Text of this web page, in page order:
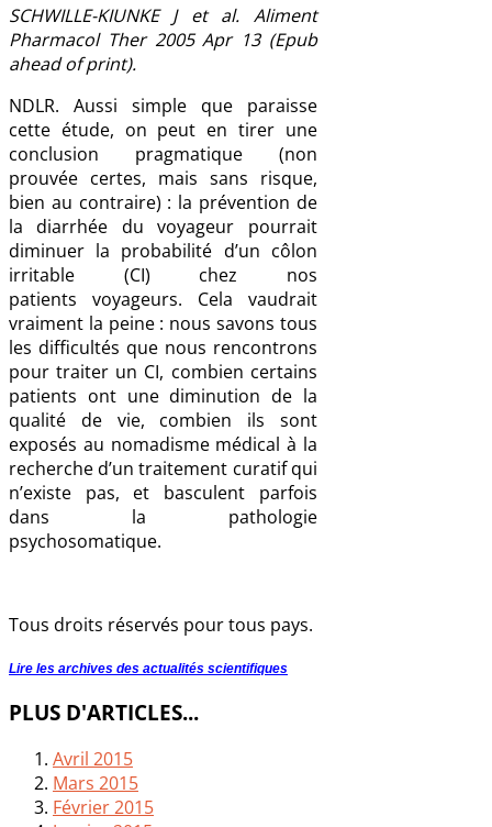
SCHWILLE-KIUNKE J et al. Aliment
Pharmacol Ther 2005 Apr 13 (Epub
ahead of print).
NDLR. Aussi simple que paraisse
cette étude, on peut en tirer une
conclusion pragmatique (non
prouvée certes, mais sans risque,
bien au contraire) : la prévention de
la diarrhée du voyageur pourrait
diminuer la probabilité d’un côlon
irritable (CI) chez nos
patients voyageurs. Cela vaudrait
vraiment la peine : nous savons tous
les difficultés que nous rencontrons
pour traiter un CI, combien certains
patients ont une diminution de la
qualité de vie, combien ils sont
exposés au nomadisme médical à la
recherche d’un traitement curatif qui
n’existe pas, et basculent parfois
dans la pathologie
psychosomatique.
Tous droits réservés pour tous pays.
Lire les archives des actualités scientifiques
PLUS D'ARTICLES...
Avril 2015
Mars 2015
Février 2015